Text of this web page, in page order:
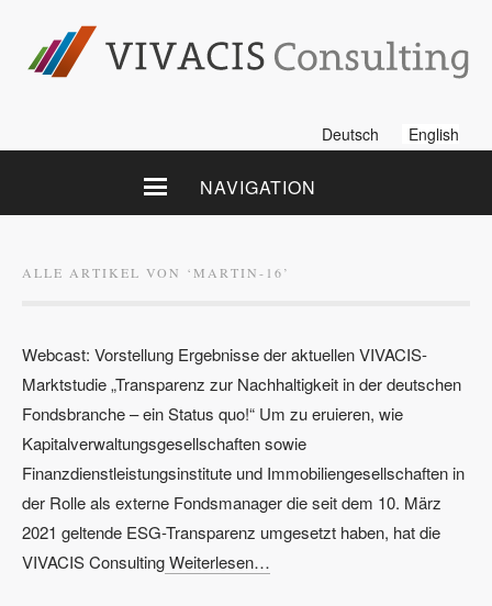
Deutsch English
NAVIGATION
ALLE ARTIKEL VON ‘ MARTIN-16’
Webcast: Vorstellung Ergebnisse der aktuellen VIVACIS-
Marktstudie „Transparenz zur Nachhaltigkeit in der deutschen
Fondsbranche – ein Status quo!“ Um zu eruieren, wie
Kapitalverwaltungsgesellschaften sowie
Finanzdienstleistungsinstitute und Immobiliengesellschaften in
der Rolle als externe Fondsmanager die seit dem 10. März
2021 geltende ESG-Transparenz umgesetzt haben, hat die
VIVACIS ConsultingWeiterlesen…